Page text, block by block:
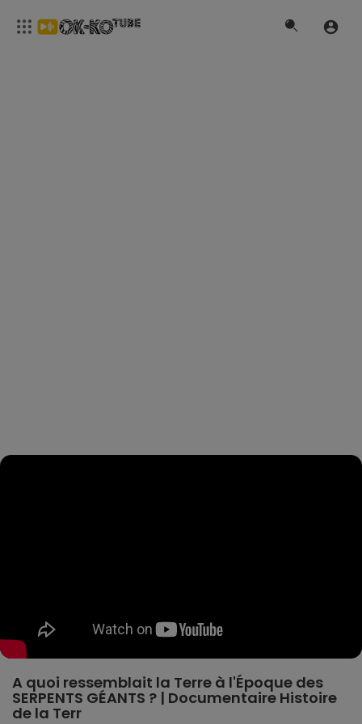
A quoi ressemblait la Terre à l'Époque des
SERPENTS GÉANTS ? | Documentaire Histoire
de la Terr